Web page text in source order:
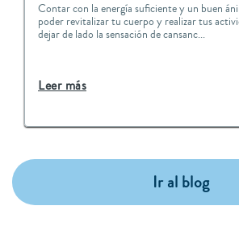
Contar con la energía suficiente y un buen
poder revitalizar tu cuerpo y realizar tus
dejar de lado la sensación de cansanc...
Leer más
Ir al blog